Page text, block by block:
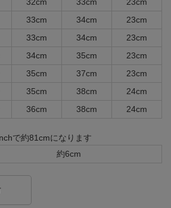
33cm 34cm
23cm
33cm 34cm
23cm
34cm 35cm
23cm
35cm 37cm
23cm
35cm 38cm
24cm
36cm 38cm 24cm
で約81cmになります
約6cm